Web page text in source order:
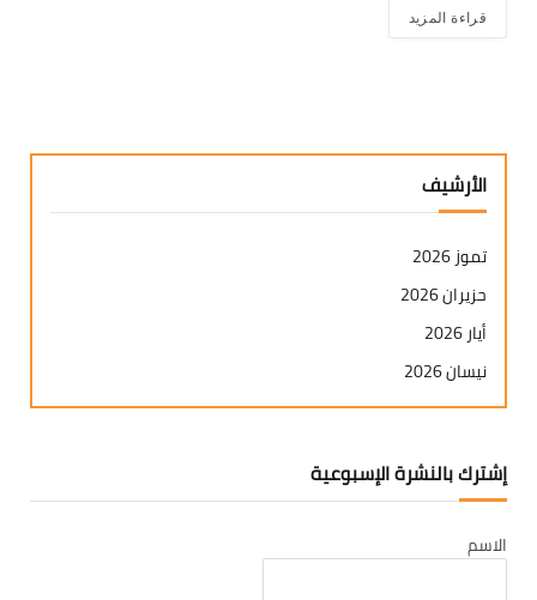
قراءة المزيد
الأرشيف
تموز 2026
حزيران 2026
أيار 2026
نيسان 2026
آذار 2026
كانون ثاني 2026
تشرين ثاني 2025
إشترك بالنشرة الإسبوعية
الاسم